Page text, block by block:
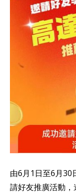
由6月1日至6月30
請好友推廣活動，